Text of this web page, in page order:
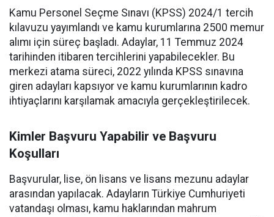
Kamu Personel Seçme Sınavı (KPSS) 2024/1 tercih
kılavuzu yayımlandı ve kamu kurumlarına 2500 memur
alımı için süreç başladı. Adaylar, 11 Temmuz 2024
tarihinden itibaren tercihlerini yapabilecekler. Bu
merkezi atama süreci, 2022 yılında KPSS sınavına
giren adayları kapsıyor ve kamu kurumlarının kadro
ihtiyaçlarını karşılamak amacıyla gerçekleştirilecek.
Kimler Başvuru Yapabilir ve Başvuru
Koşulları
Başvurular, lise, ön lisans ve lisans mezunu adaylar
arasından yapılacak. Adayların Türkiye Cumhuriyeti
vatandaşı olması, kamu haklarından mahrum